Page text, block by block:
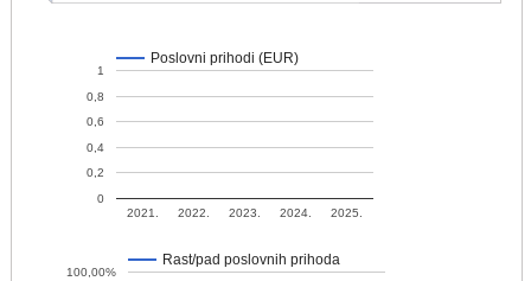
Poslovni prihodi (EUR)
2021. 2022. 2023. 2024. 2025.
0
0,2
0,4
0,6
0,8
1
Rast/pad poslovnih prihoda
100,00%